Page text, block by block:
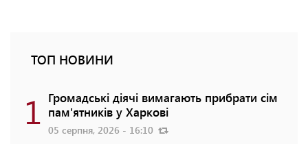
ТОП НОВИНИ
1 Громадські діячі вимагають прибрати сім
пам'ятників у Харкові
05 серпня, 2026 - 16:10